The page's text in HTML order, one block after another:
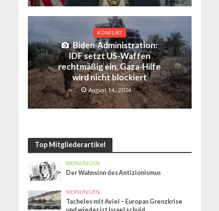
KONFLIKT
Biden-Administration:
IDF setzt US-Waffen
rechtmäßig ein, Gaza-Hilfe
wird nicht blockiert
August 14, 2024
Top Mitgliederartikel
MEINUNGEN
Der Wahnsinn des Antizionismus
MEINUNGEN
Tacheles mit Aviel – Europas Grenzkrise